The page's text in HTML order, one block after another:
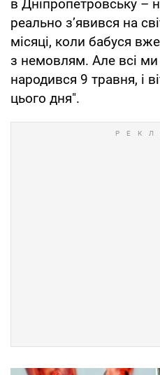
в Дніпропетровську –
реально з’явився на
місяці, коли бабуся
з немовлям. Але всі
народився 9 травня, і
цього дня".